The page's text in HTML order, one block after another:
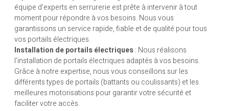
équipe d’experts en serrurerie est prête à intervenir à tout
moment pour répondre à vos besoins. Nous vous
garantissons un service rapide, fiable et de qualité pour tous
vos portails électriques.
Installation de portails électriques: Nous réalisons
l’installation de portails électriques adaptés à vos besoins.
Grâce à notre expertise, nous vous conseillons sur les
différents types de portails (battants ou coulissants) et les
meilleures motorisations pour garantir votre sécurité et
faciliter votre accès.